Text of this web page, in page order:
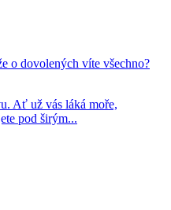
dovolených víte všechno?
Ať už vás láká moře,
pod širým...